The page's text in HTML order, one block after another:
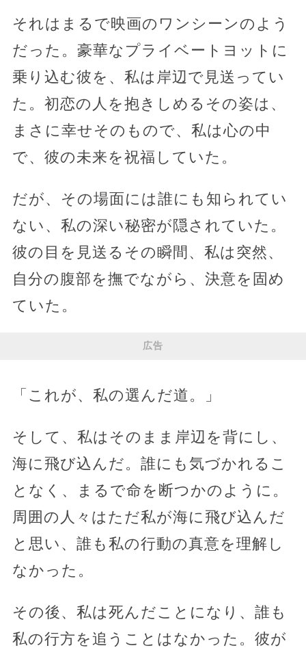
それはまるで映画のワンシーンのよう
だった。豪華なプライベートヨットに
乗り込む彼を、私は岸辺で見送ってい
た。初恋の人を抱きしめるその姿は、
まさに幸せそのもので、私は心の中
で、彼の未来を祝福していた。
だが、その場面には誰にも知られてい
ない、私の深い秘密が隠されていた。
彼の目を見送るその瞬間、私は突然、
自分の腹部を撫でながら、決意を固め
ていた。
広告
「これが、私の選んだ道。」
そして、私はそのまま岸辺を背にし、
海に飛び込んだ。誰にも気づかれるこ
となく、まるで命を断つかのように。
周囲の人々はただ私が海に飛び込んだ
と思い、誰も私の行動の真意を理解し
なかった。
その後、私は死んだことになり、誰も
私の行方を追うことはなかった。彼が